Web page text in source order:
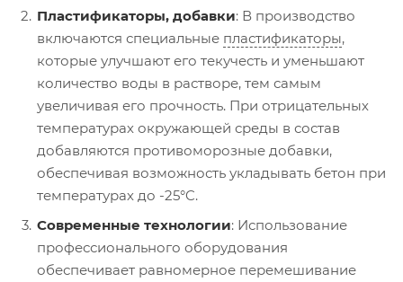
Пластификаторы, добавки: В производство
включаются специальные пластификаторы,
которые улучшают его текучесть и уменьшают
количество воды в растворе, тем самым
увеличивая его прочность. При отрицательных
температурах окружающей среды в состав
добавляются противоморозные добавки,
обеспечивая возможность укладывать бетон при
температурах до -25°C.
Современные технологии: Использование
профессионального оборудования
обеспечивает равномерное перемешивание